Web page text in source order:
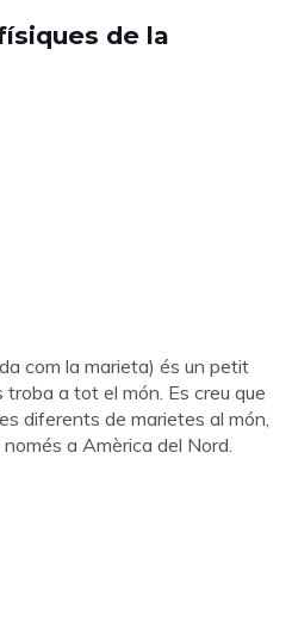
de la
com la marieta) és un petit
a tot el món. Es creu que
diferents de marietes al món,
a Amèrica del Nord.